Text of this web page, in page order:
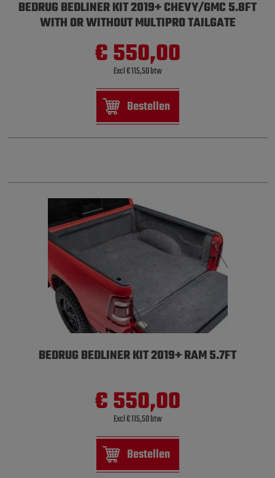
BEDRUG BEDLINER KIT 2019+ CHEVY/GMC 5.8FT
WITH OR WITHOUT MULTIPRO TAILGATE
€ 550,00
Excl € 115,50 btw
Bestellen
BEDRUG BEDLINER KIT 2019+ RAM 5.7FT
€ 550,00
Excl € 115,50 btw
Bestellen